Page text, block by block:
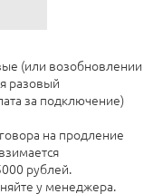
(или возобновлении
разовый
за подключение)
на продление
рублей.
у менеджера.